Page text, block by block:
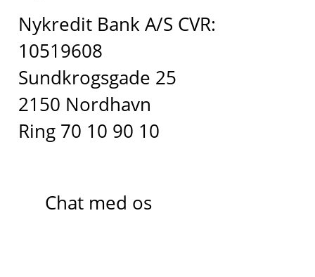
Nykredit Bank A/S CVR:
10519608
Sundkrogsgade 25
2150 Nordhavn
Ring 70 10 90 10
Chat med os